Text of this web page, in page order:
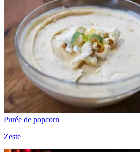
Purée de popcorn
Zeste